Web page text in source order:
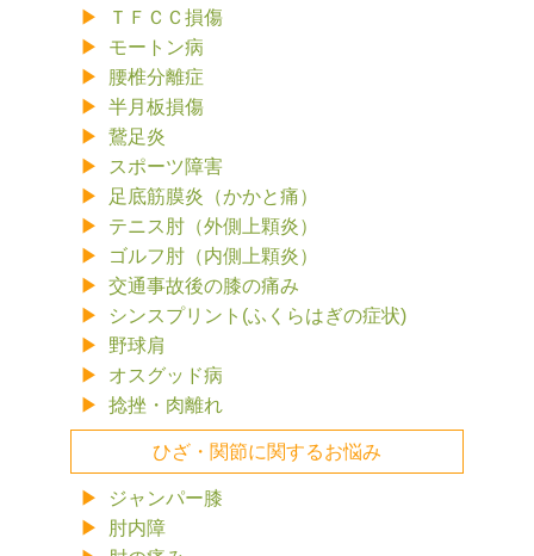
ＴＦＣＣ損傷
モートン病
腰椎分離症
半月板損傷
鵞足炎
スポーツ障害
足底筋膜炎（かかと痛）
テニス肘（外側上顆炎）
ゴルフ肘（内側上顆炎）
交通事故後の膝の痛み
シンスプリント(ふくらはぎの症状)
野球肩
オスグッド病
捻挫・肉離れ
ひざ・関節に関するお悩み
ジャンパー膝
肘内障